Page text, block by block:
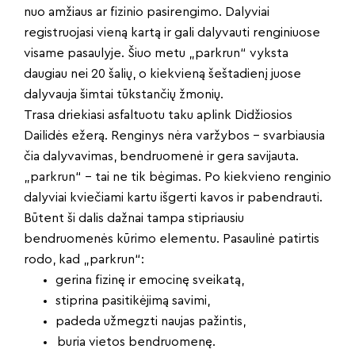
nuo amžiaus ar fizinio pasirengimo. Dalyviai
registruojasi vieną kartą ir gali dalyvauti renginiuose
visame pasaulyje. Šiuo metu „parkrun“ vyksta
daugiau nei 20 šalių, o kiekvieną šeštadienį juose
dalyvauja šimtai tūkstančių žmonių.
Trasa driekiasi asfaltuotu taku aplink Didžiosios
Dailidės ežerą. Renginys nėra varžybos – svarbiausia
čia dalyvavimas, bendruomenė ir gera savijauta.
„parkrun“ – tai ne tik bėgimas. Po kiekvieno renginio
dalyviai kviečiami kartu išgerti kavos ir pabendrauti.
Būtent ši dalis dažnai tampa stipriausiu
bendruomenės kūrimo elementu. Pasaulinė patirtis
rodo, kad „parkrun“:
gerina fizinę ir emocinę sveikatą,
stiprina pasitikėjimą savimi,
padeda užmegzti naujas pažintis,
buria vietos bendruomenę.